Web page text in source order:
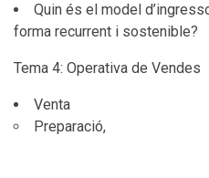
Quin és el model
forma recurrent i sostenible?
Tema 4: Operativa de Vendes
Venta
Preparació,